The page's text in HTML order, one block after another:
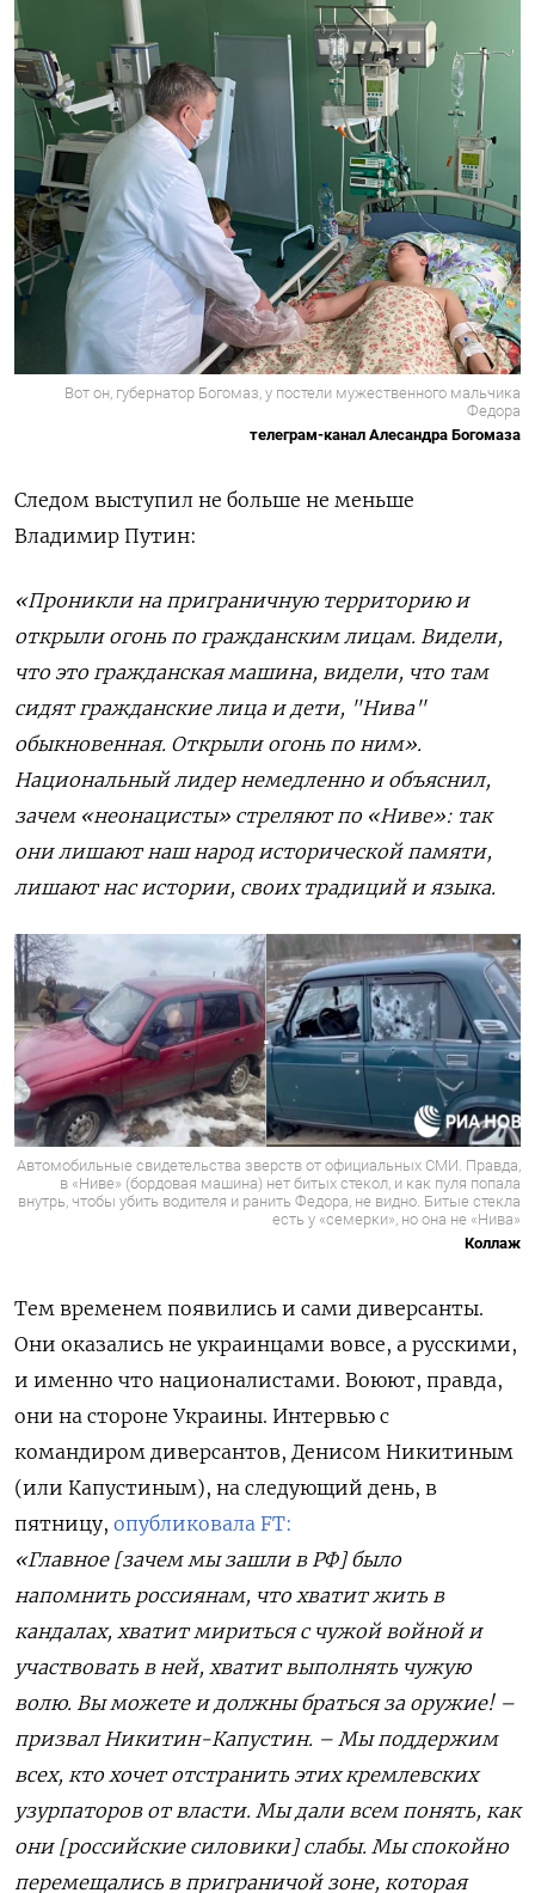
Вот он, губернатор Богомаз, у постели мужественного мальчика
Федора
телеграм-канал Алесандра Богомаза
Следом выступил не больше не меньше
Владимир Путин:
«Проникли на приграничную территорию и
открыли огонь по гражданским лицам. Видели,
что это гражданская машина, видели, что там
сидят гражданские лица и дети, "Нива"
обыкновенная. Открыли огонь по ним».
Национальный лидер немедленно и объяснил,
зачем «неонацисты» стреляют по «Ниве»: так
они лишают наш народ исторической памяти,
лишают нас истории, своих традиций и языка.
Автомобильные свидетельства зверств от официальных СМИ. Правда,
в «Ниве» (бордовая машина) нет битых стекол, и как пуля попала
внутрь, чтобы убить водителя и ранить Федора, не видно. Битые стекла
есть у «семерки», но она не «Нива»
Коллаж
Тем временем появились и сами диверсанты.
Они оказались не украинцами вовсе, а русскими,
и именно что националистами. Воюют, правда,
они на стороне Украины. Интервью с
командиром диверсантов, Денисом Никитиным
(или Капустиным), на следующий день, в
пятницу, опубликовала FT:
«Главное [зачем мы зашли в РФ] было
напомнить россиянам, что хватит жить в
кандалах, хватит мириться с чужой войной и
участвовать в ней, хватит выполнять чужую
волю. Вы можете и должны браться за оружие! –
призвал Никитин-Капустин. – Мы поддержим
всех, кто хочет отстранить этих кремлевских
узурпаторов от власти. Мы дали всем понять, как
они [российские силовики] слабы. Мы спокойно
перемещались в приграничой зоне, которая